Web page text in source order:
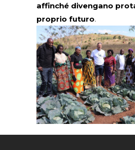
affinché divengano
proprio futuro.